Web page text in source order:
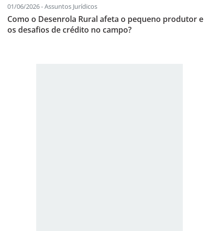
01/06/2026 - Assuntos Jurídicos
Como o Desenrola Rural afeta o pequeno produtor e
os desafios de crédito no campo?